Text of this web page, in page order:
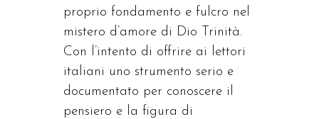
proprio fondamento e fulcro nel
mistero d’amore di Dio Trinità.
Con l’intento di offrire ai lettori
italiani uno strumento serio e
documentato per conoscere il
pensiero e la figura di